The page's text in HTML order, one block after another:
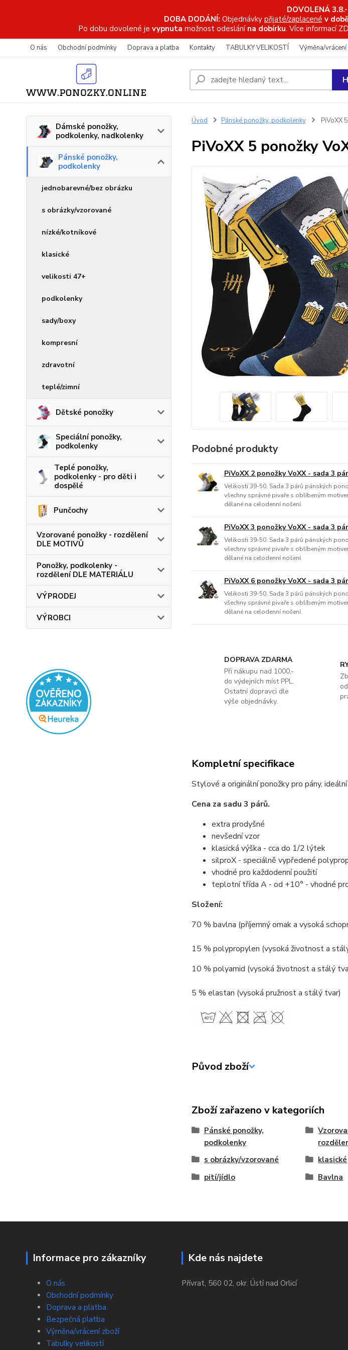
DOVOLENÁ
DOBA DODÁNÍ: Objednávky přijaté/zaplacené v
Po dobu dovolené je vypnuta možnost odeslání na dobírku. Více informací
O nás Obchodní podmínky Doprava a platba Kontakty TABULKY VELIKOSTÍ Výměna/
Dámské ponožky,
podkolenky, nadkolenky
Pánské ponožky,
podkolenky
jednobarevné/bez obrázku
s obrázky/vzorované
nízké/kotníkové
klasické
velikosti 47+
podkolenky
sady/boxy
kompresní
zdravotní
teplé/zimní
Dětské ponožky
Speciální ponožky,
podkolenky
Teplé ponožky,
podkolenky - pro děti i
dospělé
Punčochy
Vzorované ponožky - rozdělení
DLE MOTIVŮ
Ponožky, podkolenky -
rozdělení DLE MATERIÁLU
VÝPRODEJ
VÝROBCI
Úvod Pánské ponožky, podkolenky PiVoXX
PiVoXX 5 ponožky
Podobné produkty
PiVoXX 2 ponožky VoXX - sada 3
Velikosti 39-50. Sada 3 párů pánských
všechny správné pivaře s oblíbeným
dělané na celodenní nošení.
PiVoXX 3 ponožky VoXX - sada 3
Velikosti 39-50. Sada 3 párů pánských
všechny správné pivaře s oblíbeným
dělané na celodenní nošení.
PiVoXX 6 ponožky VoXX - sada 3
Velikosti 39-50. Sada 3 párů pánských
všechny správné pivaře s oblíbeným
dělané na celodenní nošení.
DOPRAVA ZDARMA
Při nákupu nad 1000,-
do výdejních míst PPL.
Ostatní dopravci dle
výše objednávky.
Kompletní specifikace
Stylové a originální ponožky pro pány,
Cena za sadu 3 párů.
extra prodyšné
nevšední vzor
klasická výška - cca do 1/2 lýtek
silproX - speciálně vypředené
vhodné pro každodenní použití
teplotní třída A - od +10° - vhodné
Složení:
70 % bavlna (příjemný omak a vysoká
15 % polypropylen (vysoká životnost a
10 % polyamid (vysoká životnost a stálý
5 % elastan (vysoká pružnost a stálý tvar)
Původ zboží
Zboží zařazeno v kategoriích
Pánské ponožky,
podkolenky
s obrázky/vzorované klasické
pití/jídlo
Bavlna
Informace pro zákazníky
O nás
Obchodní podmínky
Doprava a platba
Bezpečná platba
Výměna/vrácení zboží
Tabulky velikostí
Kde nás najdete
Přívrat, 560 02, okr. Ústí nad Orlicí